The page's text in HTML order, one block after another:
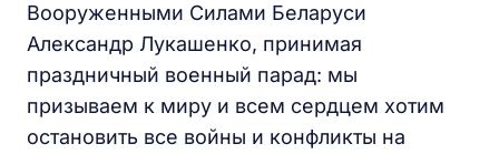
Вооруженными Силами Беларуси
Александр Лукашенко, принимая
праздничный военный парад: мы
призываем к миру и всем сердцем хотим
остановить все войны и конфликты на